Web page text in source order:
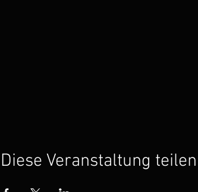
Diese Veranstaltung teilen